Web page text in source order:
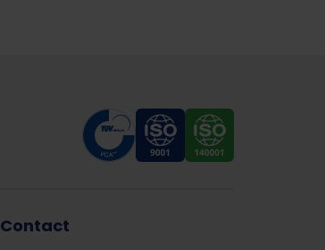
Contact